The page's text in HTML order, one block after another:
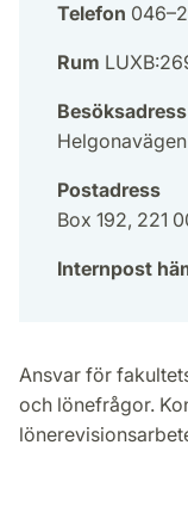
Telefon
Rum
Besöksadress
Postadress
Box 192, 221
Internpost
Ansvar för
och lönefrågor.